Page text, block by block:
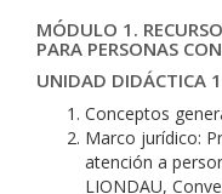
MÓDULO 1.
PARA PERSONAS
UNIDAD DIDÁCTICA
Conceptos
Marco jurídico:
atención a
LIONDAU,